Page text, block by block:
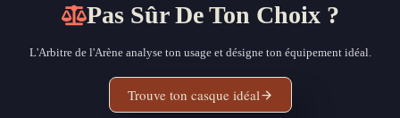
Pas Sûr De Ton Choix ?
L'Arbitre de l'Arène analyse ton usage et désigne ton équipement idéal.
Trouve ton casque idéal